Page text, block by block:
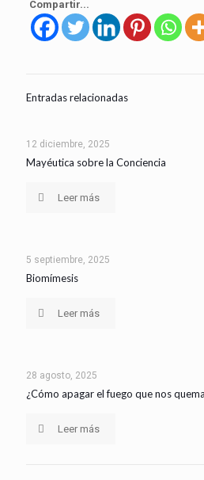
Compartir...
Entradas relacionadas
12 diciembre, 2025
Mayéutica sobre la Conciencia
Leer más
5 septiembre, 2025
Biomímesis
Leer más
28 agosto, 2025
¿Cómo apagar el fuego que nos
Leer más